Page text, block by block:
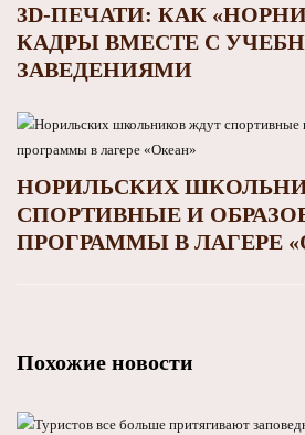
3D‑ПЕЧАТИ: КАК
КАДРЫ ВМЕСТЕ С
ЗАВЕДЕНИЯМИ
НОРИЛЬСКИХ
СПОРТИВНЫЕ И
ПРОГРАММЫ В ЛАГЕРЕ
Похожие новости